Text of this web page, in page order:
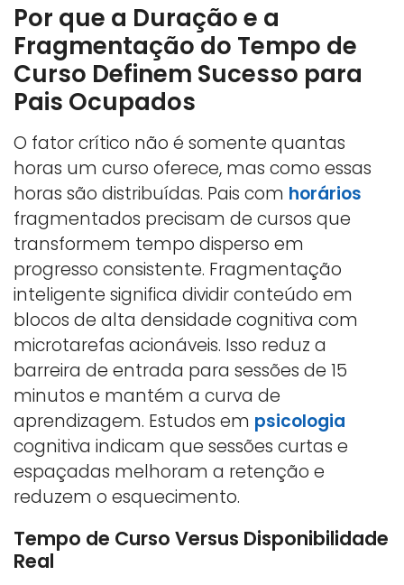
Por que a Duração e a
Fragmentação do Tempo de
Curso Definem Sucesso para
Pais Ocupados
O fator crítico não é somente quantas
horas um curso oferece, mas como essas
horas são distribuídas. Pais com horários
fragmentados precisam de cursos que
transformem tempo disperso em
progresso consistente. Fragmentação
inteligente significa dividir conteúdo em
blocos de alta densidade cognitiva com
microtarefas acionáveis. Isso reduz a
barreira de entrada para sessões de 15
minutos e mantém a curva de
aprendizagem. Estudos em psicologia
cognitiva indicam que sessões curtas e
espaçadas melhoram a retenção e
reduzem o esquecimento.
Tempo de Curso Versus Disponibilidade
Real